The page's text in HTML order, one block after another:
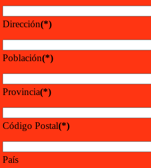
Dirección(*)
Población(*)
Provincia(*)
Código Postal(*)
País